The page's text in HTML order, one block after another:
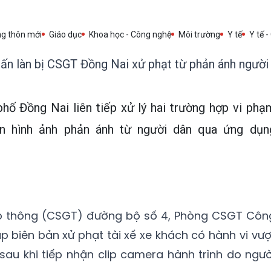
thôn mới Giáo dục Khoa học - Công nghệ Môi trường Y tế Y tế -
làn bị CSGT Đồng Nai xử phạt từ phản ánh người
Đồng Nai liên tiếp xử lý hai trường hợp vi
hình ảnh phản ánh từ người dân qua ứng
(CSGT) đường bộ số 4, Phòng CSGT
biên bản xử phạt tài xế xe khách có hành vi
khi tiếp nhận clip camera hành trình do